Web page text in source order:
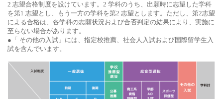
2 志望合格制度を設けています。2 学科のうち、出願時に志望した学科
を第1 志望とし、もう一方の学科を第2 志望とします。ただし、第2志望
による合格は、各学科の志願状況および合否判定の結果により、実施に
至らない場合があります。
●「 その他の入試」には、指定校推薦、社会人入試および国際留学生入
試を含んでいます。